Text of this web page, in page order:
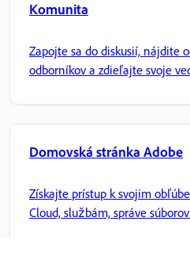
Komunita
Zapojte sa do diskusií, nájdite
odborníkov a zdieľajte svoje
Domovská stránka Adobe
Získajte prístup k svojim
Cloud, službám, správe